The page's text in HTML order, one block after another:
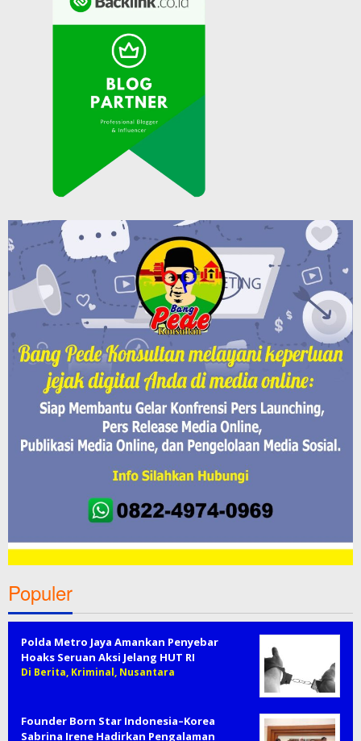
Populer
Polda Metro Jaya Amankan Penyebar
Hoaks Seruan Aksi Jelang HUT RI
Di Berita, Kriminal, Nusantara
Founder Born Star Indonesia–Korea
Sabrina Irene Hadirkan Pengalaman